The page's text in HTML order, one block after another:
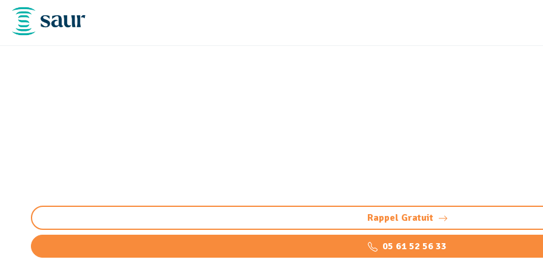
Rappel Gratuit
05 61 52 56 33